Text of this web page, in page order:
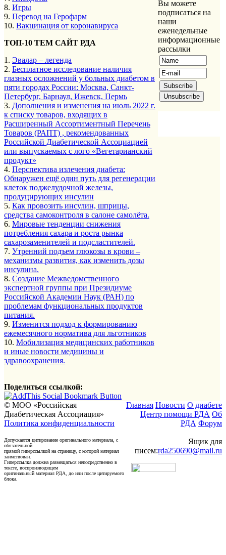
8. Игры
9. Перевод на Герофарм
10. Вакцинация от коронавируса
ТОП-10 ТЕМ САЙТ РДА
1. Эвалар – легенда
2. Бесплатное исследование наличия
глазных осложнений у больных диабетом в
пяти городах России: Москва, Санкт-
Петербург, Барнаул, Ижевск, Пермь
3. Дополнения и изменения на июль 2022 г.
к списку товаров, входящих в
Расширенный Ассортиментный Перечень
Товаров (РАПТ) , рекомендованных
Российской Диабетической Ассоциацией
или выпускаемых с лого «Вегетарианский
продукт»
4. Перспектива излечения диабета:
Обнаружен ещё один путь для регенерации
клеток поджелудочной железы,
продуцирующих инсулин
5. Как провозить инсулин, шприцы,
средства самоконтроля в салоне самолёта.
6. Мировые тенденции снижения
потребления сахара и роста рынка
сахарозаменителей и подсластителей.
7. Утренний подъем глюкозы в крови –
механизмы развития, как изменить дозы
инсулина.
8. Создание Межведомственного
экспертной группы при Президиуме
Российской Академии Наук (РАН) по
проблемам функциональных продуктов
питания.
9. Изменится подход к формированию
ежемесячного норматива для льготников
10. Мобилизация медицинских работников
и иные новости медицины и
здравоохранения.
Поделиться ссылкой:
Вы можете
подписаться на
наши
еженедельные
информационные
рассылки
© МОО «Российская
Диабетическая Ассоциация»
Политика конфиденциальности
Допускается цитирование оригинального материала, с
обязательной
прямой гиперссылкой на страницу, с которой материал
заимствован.
Гиперссылка должна размещаться непосредственно в
тексте, воспроизводящем
оригинальный материал РДА, до или после цитируемого
блока.
Главная Новости О диабете
Центр помощи РДА Об
РДА Форум
Ящик для
писем:rda250690@mail.ru